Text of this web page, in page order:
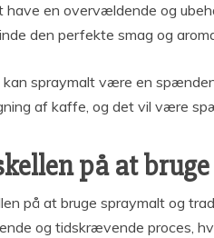
have en overvældende og
den perfekte smag og
spraymalt være en
af kaffe, og det vil være
på at
på at bruge spraymalt og
og tidskrævende proces,